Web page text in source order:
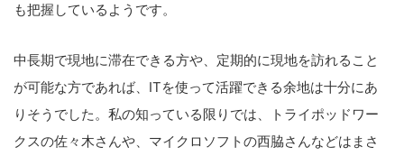
も把握しているようです。
中長期で現地に滞在できる方や、定期的に現地を訪れること
が可能な方であれば、ITを使って活躍できる余地は十分にあ
りそうでした。私の知っている限りでは、トライポッドワー
クスの佐々木さんや、マイクロソフトの西脇さんなどはまさ